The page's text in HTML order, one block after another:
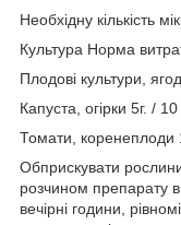
Необхідну кількість
Культура Норма
Плодові культури,
Капуста, огірки 5г. /
Томати, коренеплоди
Обприскувати
розчином препарату в
вечірні години,